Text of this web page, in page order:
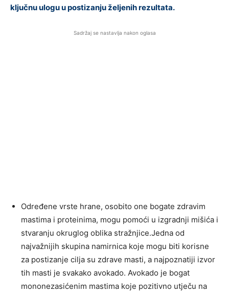
ključnu ulogu u postizanju željenih rezultata.
Sadržaj se nastavlja nakon oglasa
Određene vrste hrane, osobito one bogate zdravim
mastima i proteinima, mogu pomoći u izgradnji mišića i
stvaranju okruglog oblika stražnjice.Jedna od
najvažnijih skupina namirnica koje mogu biti korisne
za postizanje cilja su zdrave masti, a najpoznatiji izvor
tih masti je svakako avokado. Avokado je bogat
mononezasićenim mastima koje pozitivno utječu na